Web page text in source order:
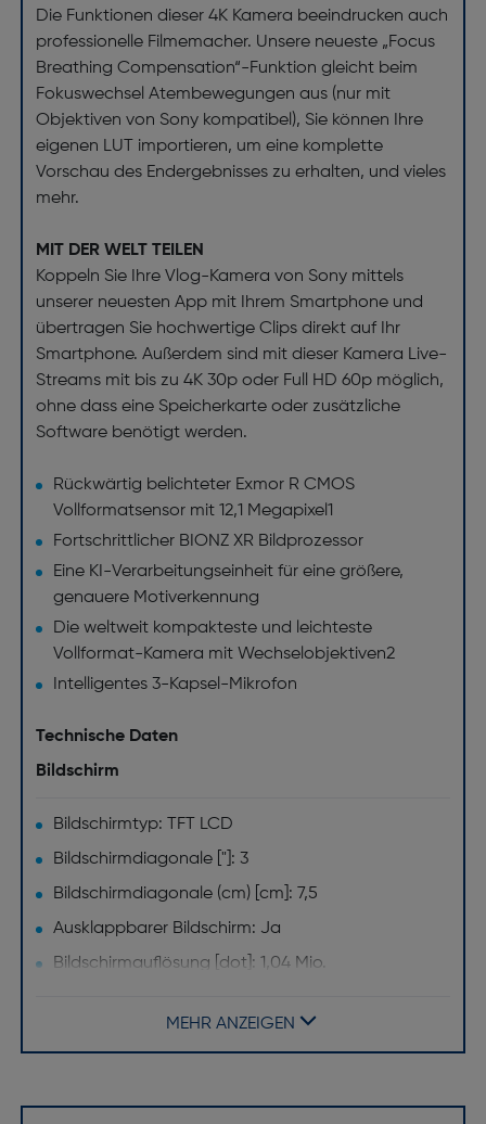
Die Funktionen dieser 4K Kamera beeindrucken auch
professionelle Filmemacher. Unsere neueste „Focus
Breathing Compensation“-Funktion gleicht beim
Fokuswechsel Atembewegungen aus (nur mit
Objektiven von Sony kompatibel), Sie können Ihre
eigenen LUT importieren, um eine komplette
Vorschau des Endergebnisses zu erhalten, und vieles
mehr.
MIT DER WELT TEILEN
Koppeln Sie Ihre Vlog-Kamera von Sony mittels
unserer neuesten App mit Ihrem Smartphone und
übertragen Sie hochwertige Clips direkt auf Ihr
Smartphone. Außerdem sind mit dieser Kamera Live-
Streams mit bis zu 4K 30p oder Full HD 60p möglich,
ohne dass eine Speicherkarte oder zusätzliche
Software benötigt werden.
Rückwärtig belichteter Exmor R CMOS
Vollformatsensor mit 12,1 Megapixel1
Fortschrittlicher BIONZ XR Bildprozessor
Eine KI-Verarbeitungseinheit für eine größere,
genauere Motiverkennung
Die weltweit kompakteste und leichteste
Vollformat-Kamera mit Wechselobjektiven2
Intelligentes 3-Kapsel-Mikrofon
Technische Daten
Bildschirm
Bildschirmtyp: TFT LCD
Bildschirmdiagonale ["]: 3
Bildschirmdiagonale (cm) [cm]: 7,5
Ausklappbarer Bildschirm: Ja
Bildschirmauflösung [dot]: 1,04 Mio.
Touchscreen: JaMEHR ANZEIGEN